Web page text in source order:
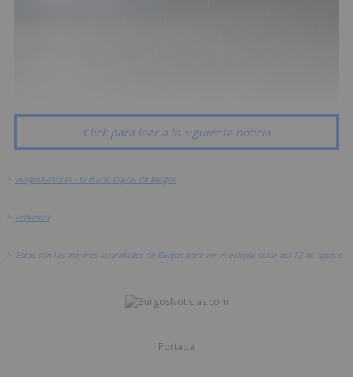
Click para leer a la siguiente noticia
> BurgosNoticias - El diario digital de Burgos
> Provincia
> Estas son las mejores localidades de Burgos para ver el eclipse solar del 12 de agosto
Portada